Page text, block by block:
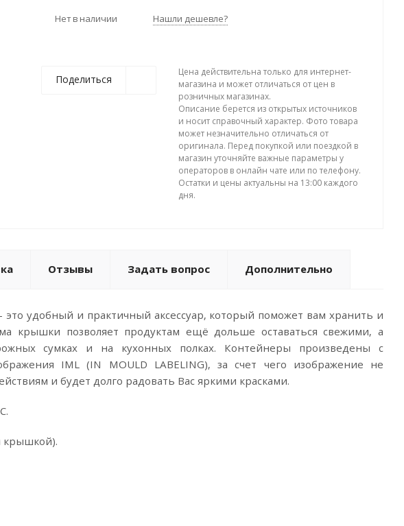
Нет в наличии Нашли дешевле?
Поделиться
Цена действительна только для интернет-
магазина и может отличаться от цен в
розничных магазинах.
Описание берется из открытых источников
и носит справочный характер. Фото товара
может незначительно отличаться от
оригинала. Перед покупкой или поездкой в
магазин уточняйте важные параметры у
операторов в онлайн чате или по телефону.
Остатки и цены актуальны на 13:00 каждого
дня.
Отзывы Задать вопрос Дополнительно
- это удобный и практичный аксессуар, который поможет вам хранить и
крышки позволяет продуктам ещё дольше оставаться свежими, а
сумках и на кухонных полках. Контейнеры произведены с
IML (IN MOULD LABELING), за счет чего изображение не
и будет долго радовать Вас яркими красками.
крышкой).